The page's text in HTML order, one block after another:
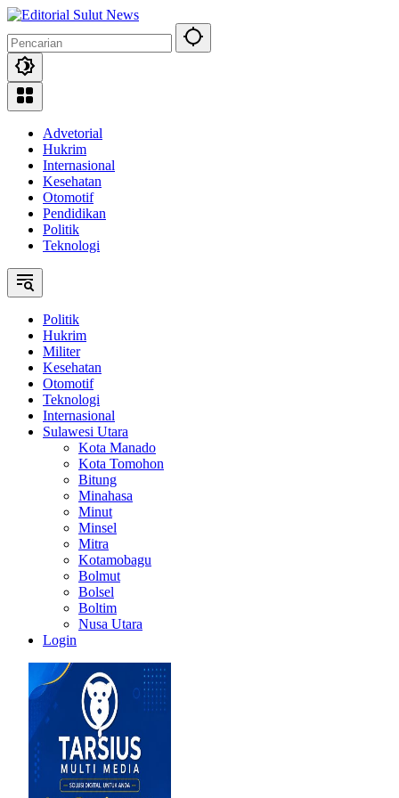
Langsung
konten
Advetorial
Hukrim
Internasional
Kesehatan
Otomotif
Pendidikan
Politik
Teknologi
Politik
Hukrim
Militer
Kesehatan
Otomotif
Teknologi
Internasional
Sulawesi Utara
Kota Manado
Kota Tomohon
Bitung
Minahasa
Minut
Minsel
Mitra
Kotamobagu
Bolmut
Bolsel
Boltim
Nusa Utara
Login